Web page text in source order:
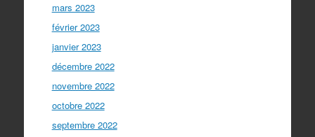
mars 2023
février 2023
janvier 2023
décembre 2022
novembre 2022
octobre 2022
septembre 2022